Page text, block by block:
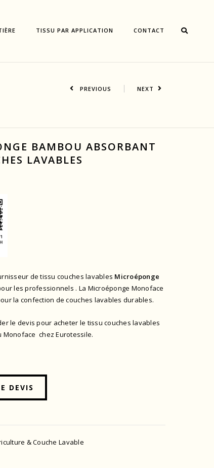
TISSU PAR APPLICATION CONTACT
PREVIOUS NEXT
BAMBOU ABSORBANT
LAVABLES
de tissu couches lavables Microéponge
les professionnels . La Microéponge Monoface
la confection de couches lavables durables.
le devis pour acheter le tissu couches lavables
Monoface chez Eurotessile.
DEVIS
& Couche Lavable